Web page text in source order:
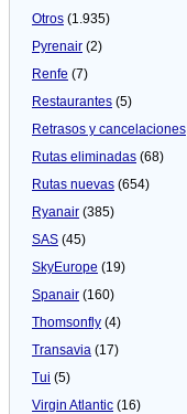
Otros (1.935)
Pyrenair (2)
Renfe (7)
Restaurantes (5)
Retrasos y cancelaciones
Rutas eliminadas (68)
Rutas nuevas (654)
Ryanair (385)
SAS (45)
SkyEurope (19)
Spanair (160)
Thomsonfly (4)
Transavia (17)
Tui (5)
Virgin Atlantic (16)